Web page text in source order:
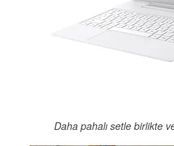
Daha pahalı setle birlikte